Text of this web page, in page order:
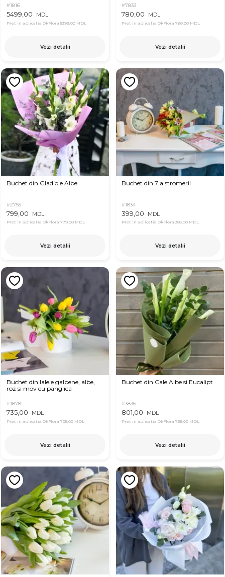
#1816
5499,00 MDL
Pret in aplicatia OkFlora 5399,00 MDL
Vezi detalii
#7833
780,00 MDL
Pret in aplicatia OkFlora 760,00 MDL
Vezi detalii
Buchet din Gladiole Albe
#2755
799,00 MDL
Pret in aplicatia OkFlora 779,00 MDL
Vezi detalii
Buchet din 7 alstromerii
#1834
399,00 MDL
Pret in aplicatia OkFlora 385,00 MDL
Vezi detalii
Buchet din lalele galbene, albe,
roz si mov cu panglica
#1878
735,00 MDL
Pret in aplicatia OkFlora 705,00 MDL
Vezi detalii
Buchet din Cale Albe si Eucalipt
#3836
801,00 MDL
Pret in aplicatia OkFlora 765,00 MDL
Vezi detalii